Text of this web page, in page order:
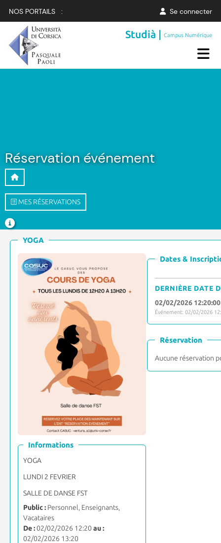
NOS PORTAILS : Se connecter
Studià |Campus Numérique
Réservation événement
MES RÉSERVATIONS
YOGA
Informations
YOGA
LUNDI 2 FEVRIER
SALLE DE DANSE FST
Public :Personnel, Enseignants,
Vacataires
De :02/02/2026 12:20 au :
02/02/2026 13:20
Dates &
DERNIÈRE DATE
02/02/2026 12:20:00
Événement: 02/02/2026
Réservation
Aucune réservation